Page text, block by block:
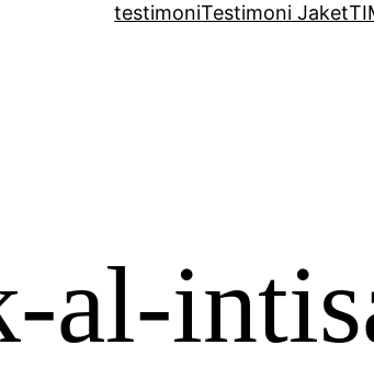
testimoniTestimoni Jaket
al-